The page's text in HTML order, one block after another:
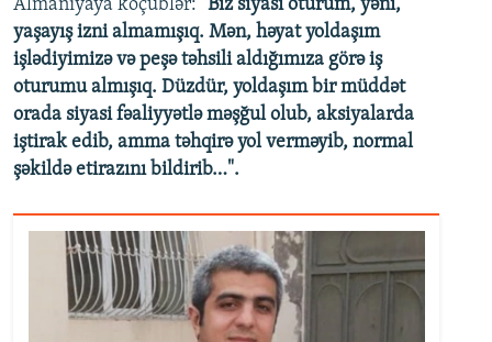
Almaniyaya köçüblər: "Biz siyasi oturum, yəni,
yaşayış izni almamışıq. Mən, həyat yoldaşım
işlədiyimizə və peşə təhsili aldığımıza görə iş
oturumu almışıq. Düzdür, yoldaşım bir müddət
orada siyasi fəaliyyətlə məşğul olub, aksiyalarda
iştirak edib, amma təhqirə yol verməyib, normal
şəkildə etirazını bildirib…".